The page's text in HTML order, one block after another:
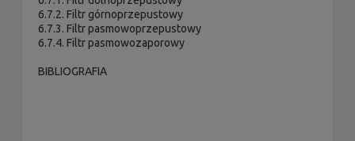
6.7.2. Filtr górnoprzepustowy
6.7.3. Filtr pasmowoprzepustowy
6.7.4. Filtr pasmowozaporowy
BIBLIOGRAFIA